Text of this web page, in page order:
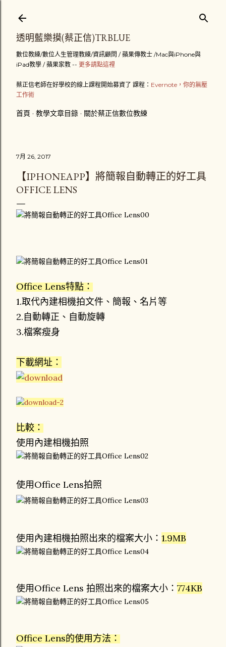
透明藍樂摸(蔡正信)TRBLUE
數位教練/數位人生管理教練/資訊顧問 / 蘋果傳教士 /Mac與iPhone與
iPad教學 / 蘋果家教 -- 更多請點這裡
蔡正信老師在好學校的線上課程開始募資了 課程： Evernote，你的無壓
工作術
首頁 教學文章目錄 關於蔡正信數位教練
7月 26, 2017
【IPHONEAPP】將簡報自動轉正的好工具
OFFICE LENS
Office Lens特點：
1.取代內建相機拍文件、簡報、名片等
2.自動轉正、自動旋轉
3.檔案瘦身
下載網址：
比較：
使用內建相機拍照
使用Office Lens拍照
使用內建相機拍照出來的檔案大小： 1.9MB
使用Office Lens 拍照出來的檔案大小： 774KB
Office Lens的使用方法：